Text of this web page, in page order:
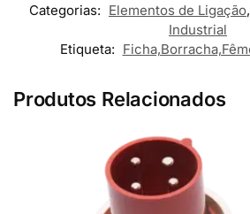
Categorias: Elementos de Ligação,
Industrial
Etiqueta:
Produtos Relacionados